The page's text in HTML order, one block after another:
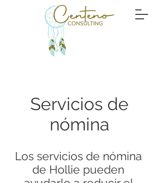
Servicios de
nómina
Los servicios de nómina
de Hollie pueden